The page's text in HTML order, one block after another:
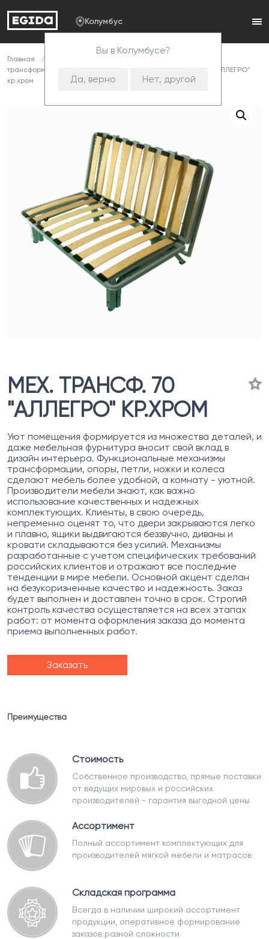
Колумбус
Вы в Колумбусе?
Да, верно Нет, другой
Главная
трансформации
Мех. трансф. 70 "АЛЛЕГРО"
кр.хром
МЕХ. ТРАНСФ. 70
"АЛЛЕГРО" КР.ХРОМ
Уют помещения формируется из множества деталей, и
даже мебельная фурнитура вносит свой вклад в
дизайн интерьера. Функциональные механизмы
трансформации, опоры, петли, ножки и колеса
сделают мебель более удобной, а комнату - уютной.
Производители мебели знают, как важно
использование качественных и надежных
комплектующих. Клиенты, в свою очередь,
непременно оценят то, что двери закрываются легко
и плавно, ящики выдвигаются беззвучно, диваны и
кровати складываются без усилий. Механизмы
разработанные с учетом специфических требований
российских клиентов и отражают все последние
тенденции в мире мебели. Основной акцент сделан
на безукоризненные качество и надежность. Заказ
будет выполнен и доставлен точно в срок. Строгий
контроль качества осуществляется на всех этапах
работ: от момента оформления заказа до момента
приема выполненных работ.
Заказать
Преимущества
Стоимость
Собственное производство, прямые поставки
от ведущих мировых и российских
производителей - гарантия выгодной цены
Ассортимент
Полный ассортимент комплектующих для
производителей мягкой мебели и матрасов
Складская программа
Всегда в наличии широкий ассортимент
продукции, оперативное формирование
заказов разной сложности